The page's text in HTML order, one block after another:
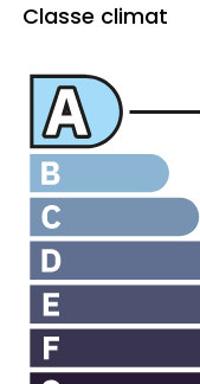
Classe climat